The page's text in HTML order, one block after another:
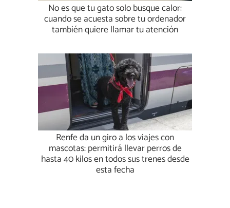
No es que tu gato solo busque calor:
cuando se acuesta sobre tu ordenador
también quiere llamar tu atención
Renfe da un giro a los viajes con
mascotas: permitirá llevar perros de
hasta 40 kilos en todos sus trenes desde
esta fecha